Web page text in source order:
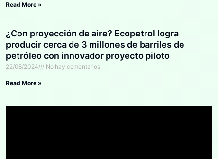
Read More »
¿Con proyección de aire? Ecopetrol logra
producir cerca de 3 millones de barriles de
petróleo con innovador proyecto piloto
22/08/2024 No hay comentarios
Read More »